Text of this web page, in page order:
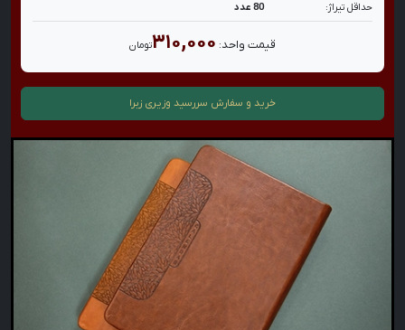
حداقل تیراژ: 80 عدد
قیمت واحد: ۳۱۰,۰۰۰تومان
خرید و سفارش سررسید وزیری زبرا